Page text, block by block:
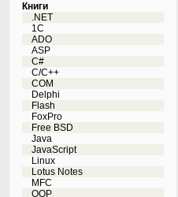
Книги
.NET
1C
ADO
ASP
C#
C/C++
COM
Delphi
Flash
FoxPro
Free BSD
Java
JavaScript
Linux
Lotus Notes
MFC
OOP